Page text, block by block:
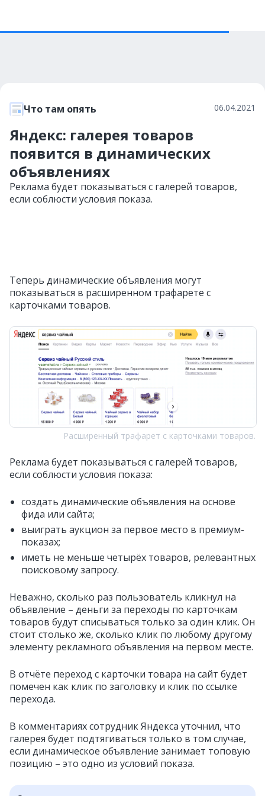
Что там опять 06.04.2021
Яндекс: галерея товаров
появится в динамических
объявлениях
Реклама будет показываться с галерей товаров,
если соблюсти условия показа.
Теперь динамические объявления могут
показываться в расширенном трафарете с
карточками товаров.
Расширенный трафарет с карточками товаров.
Реклама будет показываться с галерей товаров,
если соблюсти условия показа:
создать динамические объявления на основе
фида или сайта;
выиграть аукцион за первое место в премиум-
показах;
иметь не меньше четырёх товаров, релевантных
поисковому запросу.
Неважно, сколько раз пользователь кликнул на
объявление – деньги за переходы по карточкам
товаров будут списываться только за один клик. Он
стоит столько же, сколько клик по любому другому
элементу рекламного объявления на первом месте.
В отчёте переход с карточки товара на сайт будет
помечен как клик по заголовку и клик по ссылке
перехода.
В комментариях сотрудник Яндекса уточнил, что
галерея будет подтягиваться только в том случае,
если динамическое объявление занимает топовую
позицию – это одно из условий показа.